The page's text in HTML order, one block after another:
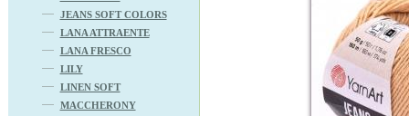
JEANS SOFT COLORS
LANA ATTRAENTE
LANA FRESCO
LILY
LINEN SOFT
MACCHERONY